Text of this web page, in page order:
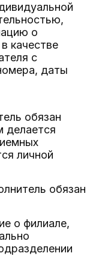
о
качестве
с
даты
обязан
делается
личной
обязан
о филиале,